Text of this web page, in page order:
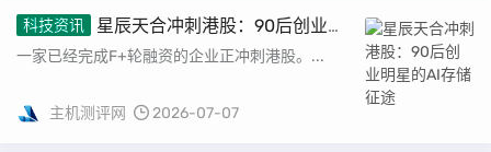
科技资讯
星辰天合冲刺港股：90后创业明
星的AI存储征途
一家已经完成F+轮融资的企业正冲刺港股。...
主机测评网 2026-07-07